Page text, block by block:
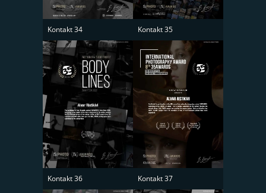
Kontakt 34 Kontakt 35
Kontakt 36 Kontakt 37